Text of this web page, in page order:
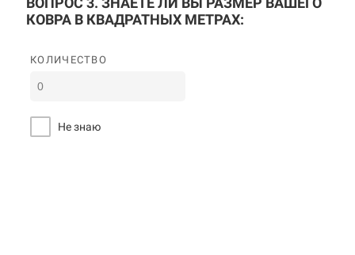
КОВРА В КВАДРАТНЫХ МЕТРАХ:
КОЛИЧЕСТВО
Не знаю